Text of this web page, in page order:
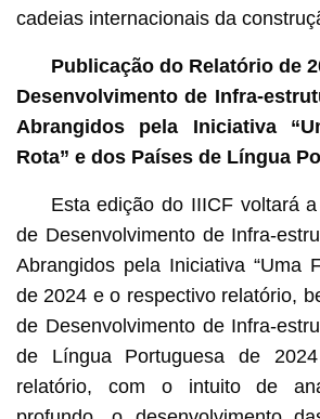
cadeias internacionais da
Publicação do Relatório de
Desenvolvimento de Infra-
Abrangidos pela Iniciativa
Rota” e dos Países de Língua
Esta edição do IIICF voltará
de Desenvolvimento de Infra-
Abrangidos pela Iniciativa “Uma
de 2024 e o respectivo relatório,
de Desenvolvimento de Infra-
de Língua Portuguesa de
relatório, com o intuito de